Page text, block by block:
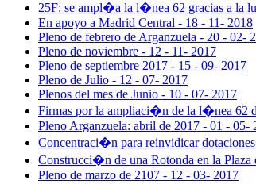
25F: se ampl�a la l�nea 62 gracias a la
En apoyo a Madrid Central - 18 - 11- 2018
Pleno de febrero de Arganzuela - 20 - 02-
Pleno de noviembre - 12 - 11- 2017
Pleno de septiembre 2017 - 15 - 09- 2017
Pleno de Julio - 12 - 07- 2017
Plenos del mes de Junio - 10 - 07- 2017
Firmas por la ampliaci�n de la l�nea 62
Pleno Arganzuela: abril de 2017 - 01 - 05-
Concentraci�n para reinvidicar
Construcci�n de una Rotonda en la Plaza
Pleno de marzo de 2107 - 12 - 03- 2017